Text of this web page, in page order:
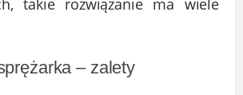
takie rozwiązanie ma wiele
– zalety